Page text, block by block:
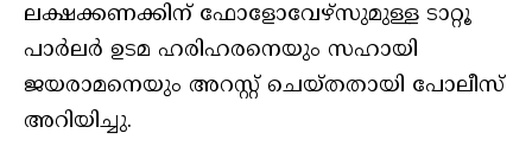
ലക്ഷക്കണക്കിന് ഫോളോവേഴ്‌സുമുള്ള ടാറ്റൂ
പാർലർ ഉടമ ഹരിഹരനെയും സഹായി
ജയരാമനെയും അറസ്റ്റ് ചെയ്തതായി പോലീസ്
അറിയിച്ചു.